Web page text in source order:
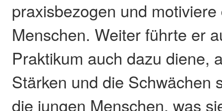
praxisbezogen und
Menschen. Weiter führte er
Praktikum auch dazu diene,
Stärken und die Schwächen
die jungen Menschen, was